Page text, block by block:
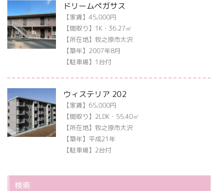
ドリームペガサス
【家賃】45,000円
【間取り】1K・36.27㎡
【所在地】牧之原市大沢
【築年】2007年8月
【駐車場】1台付
ウィステリア 202
【家賃】65,000円
【間取り】2LDK・55.40㎡
【所在地】牧之原市大沢
【築年】平成21年
【駐車場】2台付
検索